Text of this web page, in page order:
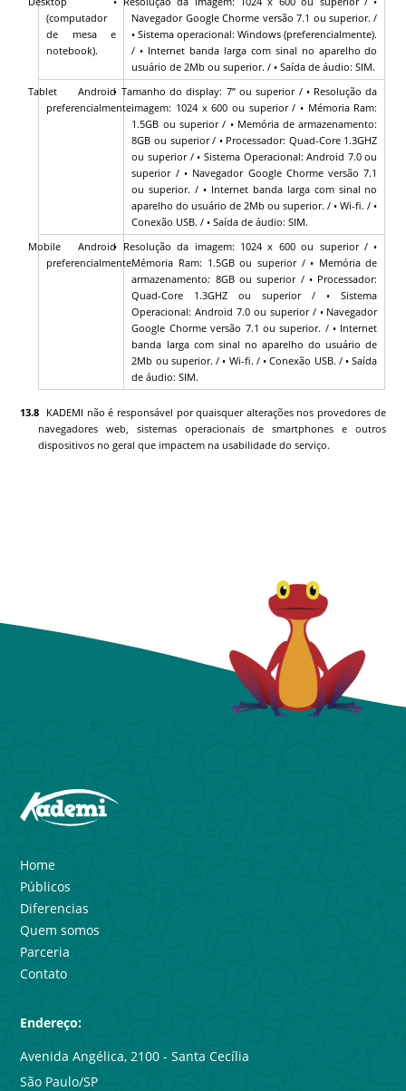
(computador
de mesa e
notebook).
Navegador Google Chorme versão 7.1 ou superior. /
• Sistema operacional: Windows (preferencialmente).
/ • Internet banda larga com sinal no aparelho do
usuário de 2Mb ou superior. / • Saída de áudio: SIM.
Tablet Android
preferencialmente.
• Tamanho do display: 7” ou superior / • Resolução da
imagem: 1024 x 600 ou superior / • Mémoria Ram:
1.5GB ou superior / • Memória de armazenamento:
8GB ou superior / • Processador: Quad-Core 1.3GHZ
ou superior / • Sistema Operacional: Android 7.0 ou
superior / • Navegador Google Chorme versão 7.1
ou superior. / • Internet banda larga com sinal no
aparelho do usuário de 2Mb ou superior. / • Wi-fi. / •
Conexão USB. / • Saída de áudio: SIM.
Mobile Android
preferencialmente
• Resolução da imagem: 1024 x 600 ou superior / •
Mémoria Ram: 1.5GB ou superior / • Memória de
armazenamento: 8GB ou superior / • Processador:
Quad-Core 1.3GHZ ou superior / • Sistema
Operacional: Android 7.0 ou superior / • Navegador
Google Chorme versão 7.1 ou superior. / • Internet
banda larga com sinal no aparelho do usuário de
2Mb ou superior. / • Wi-fi. / • Conexão USB. / • Saída
de áudio: SIM.
KADEMI não é responsável por quaisquer alterações nos provedores de
navegadores web, sistemas operacionais de smartphones e outros
dispositivos no geral que impactem na usabilidade do serviço.
Home
Públicos
Diferencias
Quem somos
Parceria
Contato
Endereço:
Avenida Angélica, 2100 - Santa Cecília
São Paulo/SP